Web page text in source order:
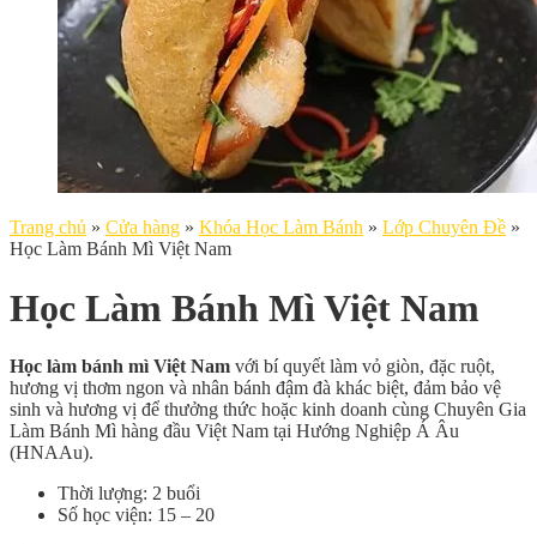
Trang chủ » Cửa hàng » Khóa Học Làm Bánh » Lớp Chuyên Đề »
Học Làm Bánh Mì Việt Nam
Học Làm Bánh Mì Việt Nam
Học làm bánh mì Việt Nam với bí quyết làm vỏ giòn, đặc ruột,
hương vị thơm ngon và nhân bánh đậm đà khác biệt, đảm bảo vệ
sinh và hương vị để thưởng thức hoặc kinh doanh cùng Chuyên Gia
Làm Bánh Mì hàng đầu Việt Nam tại Hướng Nghiệp Á Âu
(HNAAu).
Thời lượng: 2 buổi
Số học viện: 15 – 20